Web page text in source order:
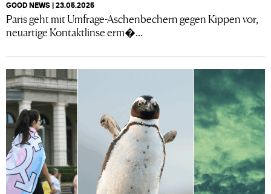
GOOD NEWS | 23.05.2025
Paris geht mit Umfrage-Aschenbechern gegen Kippen vor,
neuartige Kontaktlinse erm�...